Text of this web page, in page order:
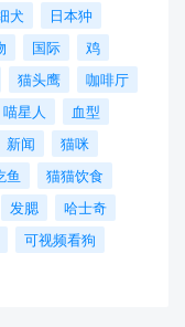
犬
日本狆
国际
鸡
猫头鹰
咖啡厅
喵星人
血型
新闻
猫咪
鱼
猫猫饮食
发腮
哈士奇
可视频看狗